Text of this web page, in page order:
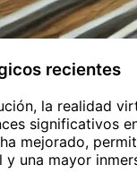
recientes
la realidad
significativos
mejorado,
y una mayor